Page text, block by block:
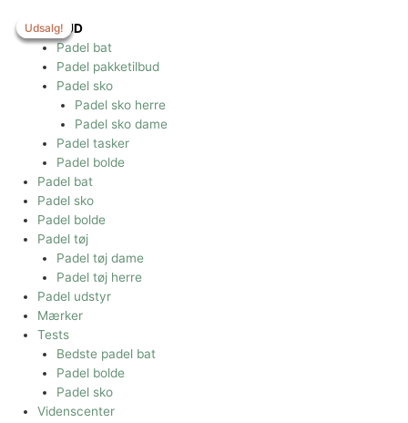
indholdet
TILBUD
Padel bat
Padel pakketilbud
Padel sko
Padel sko herre
Padel sko dame
Padel tasker
Padel bolde
Padel bat
Padel sko
Padel bolde
Padel tøj
Padel tøj dame
Padel tøj herre
Padel udstyr
Mærker
Tests
Bedste padel bat
Padel bolde
Padel sko
Videnscenter
Udsalg!
Udsalg!
Udsalg!
Udsalg!